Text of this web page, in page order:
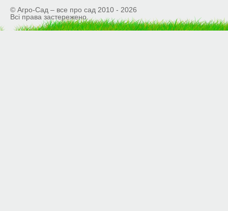
© Агро-Сад – все про сад 2010 - 2026
Всі права застережено.